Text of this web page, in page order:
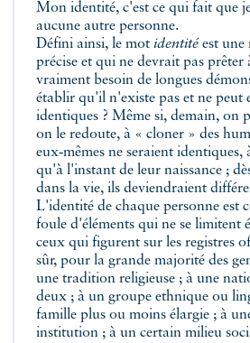
Mon identité, c'est ce qui fait que
aucune autre personne.
Défini ainsi, le mot identité est
précise et qui ne devrait pas prêter
vraiment besoin de longues
établir qu'il n'existe pas et ne peut
identiques ? Même si, demain, on
on le redoute, à « cloner » des
eux‑mêmes ne seraient
qu'à l'instant de leur naissance ;
dans la vie, ils deviendraient
L'identité de chaque personne est
foule d'éléments qui ne se limitent
ceux qui figurent sur les registres
sûr, pour la grande majorité des
une tradition religieuse ; à une
deux ; à un groupe ethnique ou
famille plus ou moins élargie ; à
institution ; à un certain milieu